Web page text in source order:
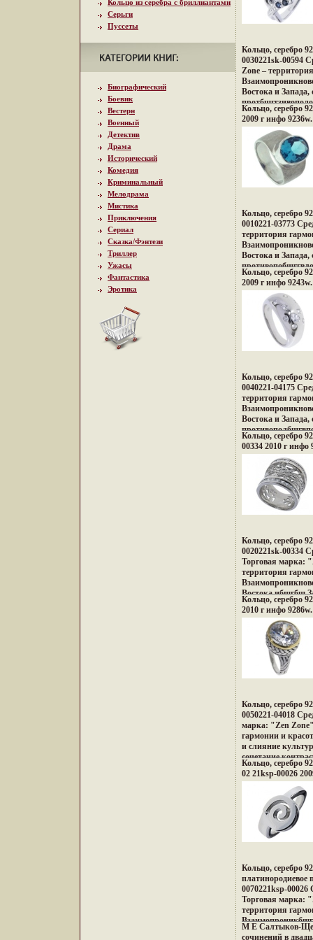
Кольцо из серебра с бриллиантами
Серьги
Пуссеты
Биографический
Боевик
Вестерн
Военный
Детектив
Драма
Исторический
Комедия
Криминальный
Мелодрама
Мистика
Приключения
Сериал
Сказка/Фэнтези
Триллер
Ужасы
Фантастика
Эротика
Кольцо, серебро
0030221sk-00594
Zone –
Востока и Запада,
неонового Токио,
кофеин,
дворцов,
лазурных
и тенденций
в ювелирных
Дизайнеры
традиционному
привилегию
менять и
образ,
настроения и
Кольцо, серебро
2009 г инфо 9236w.
Кольцо, серебро
0010221-03773
территория
Востока и Запада,
неонового Токио,
кофеин,
дворцов,
лазурных
и тенденций
в ювелирных
Дизайнеры
привилегию
менять и
образ,
настроения и
Кольцо, серебро
2009 г инфо 9243w.
Кольцо, серебро
0040221-04175
территория
Востока и Запада,
неонового Токио,
кофеин,
дворцов,
лазурных
и тенденций
в ювелирных
Дизайнеры
подходу
подчеркивать,
неповторимый
заряд настроения
успехе.
Кольцо, серебро
00334 2010 г инфо
Кольцо, серебро
0020221sk-00334
Торговая марка:
территория
Востока ибшгбш
контрастов и
Настроения
французских
индийских
коралловых
Бали, динамика
– все это
швжтюжедеврах
образ Украшения
привилегию
менять и
образ,
настроения и
Кольцо, серебро
2010 г инфо 9286w.
Кольцо, серебро
0050221-04018
марка: "Zen
гармонии и
и слияние
сочетание
неонового Токио,
кофеин,
дворцов,
лазурных
и тенденций
в ювелирных
Дизайнеры
дарят вам
подчеркивать,
неповторимый
заряд настроения
успехе.
Кольцо, серебро
02 21ksp-00026
Кольцо, серебро
0070221ksp-00026
Торговая марка:
территория
культур Востока
М Е Салтыков-
сочинений в